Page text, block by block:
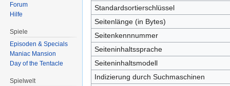
Standardsortierschlüssel
Seitenlänge (in Bytes)
Seitenkennnummer
Seiteninhaltssprache
Seiteninhaltsmodell
Indizierung durch Suchmaschinen
Forum
Hilfe
Spiele
Episoden & Specials
Maniac Mansion
Day of the Tentacle
Spielwelt